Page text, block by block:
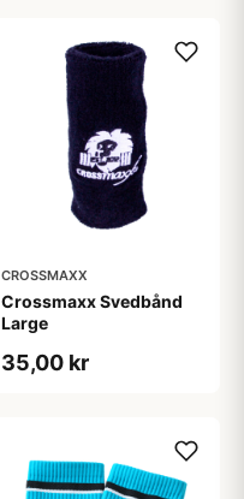
CROSSMAXX
Crossmaxx Svedbånd
Large
35,00 kr